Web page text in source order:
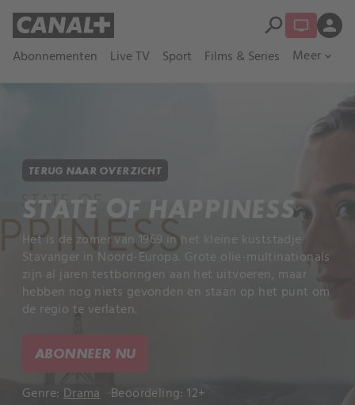
Abonnementen Live TV Sport Films & Series Meer expand_more
search person
TERUG NAAR OVERZICHT
STATE OF HAPPINESS
Het is de zomer van 1969 in het kleine kuststadje
Stavanger in Noord-Europa. Grote olie-multinationals
zijn al jaren testboringen aan het uitvoeren, maar
hebben nog niets gevonden en staan op het punt om
de regio te verlaten.
ABONNEER NU
Genre: Drama Beoordeling: 12+